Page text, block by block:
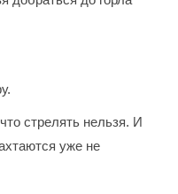
стрелять нельзя. И
уже не